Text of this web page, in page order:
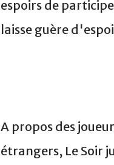
espoirs de
laisse guère
A propos des
étrangers, Le Soir